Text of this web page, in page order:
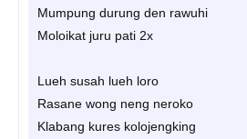
Mumpung durung den rawuhi
Moloikat juru pati 2x
Lueh susah lueh loro
Rasane wong neng neroko
Klabang kures kolojengking